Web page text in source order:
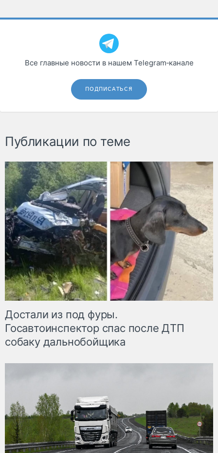
Все главные новости в нашем Telegram‑канале
ПОДПИСАТЬСЯ
Публикации по теме
Достали из под фуры.
Госавтоинспектор спас после ДТП
собаку дальнобойщика